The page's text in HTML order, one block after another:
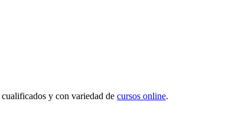
cualificados y con variedad de cursos online.